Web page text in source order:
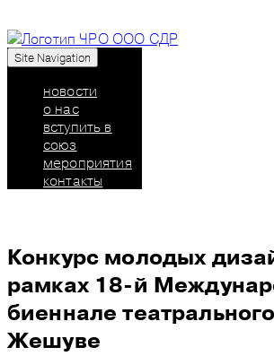
Союз дизайнеров России:
региональное отделение
Site Navigation
новости
о нас
вступить в
союз
мероприятия
контакты
Конкурс молодых
рамках 18-й
биеннале
Жешуве